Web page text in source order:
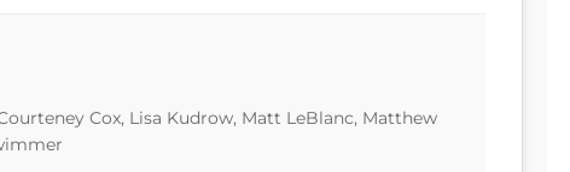
Cox, Lisa Kudrow, Matt LeBlanc, Matthew